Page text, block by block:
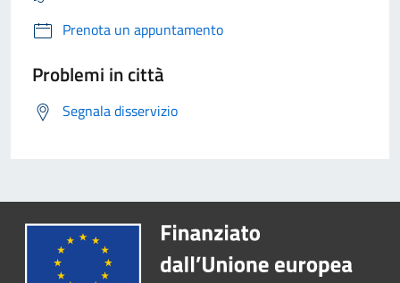
Prenota un appuntamento
Problemi in città
Segnala disservizio